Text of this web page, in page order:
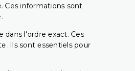
Ces informations sont
dans l'ordre exact. Ces
Ils sont essentiels pour